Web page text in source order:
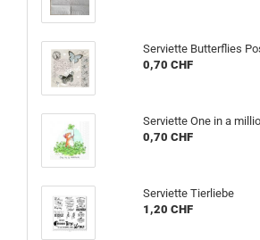
Serviette Butterflies
0,70 CHF
Serviette One in a
0,70 CHF
Serviette Tierliebe
1,20 CHF